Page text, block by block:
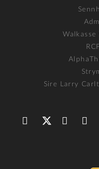
Walkasse
Sire Larry